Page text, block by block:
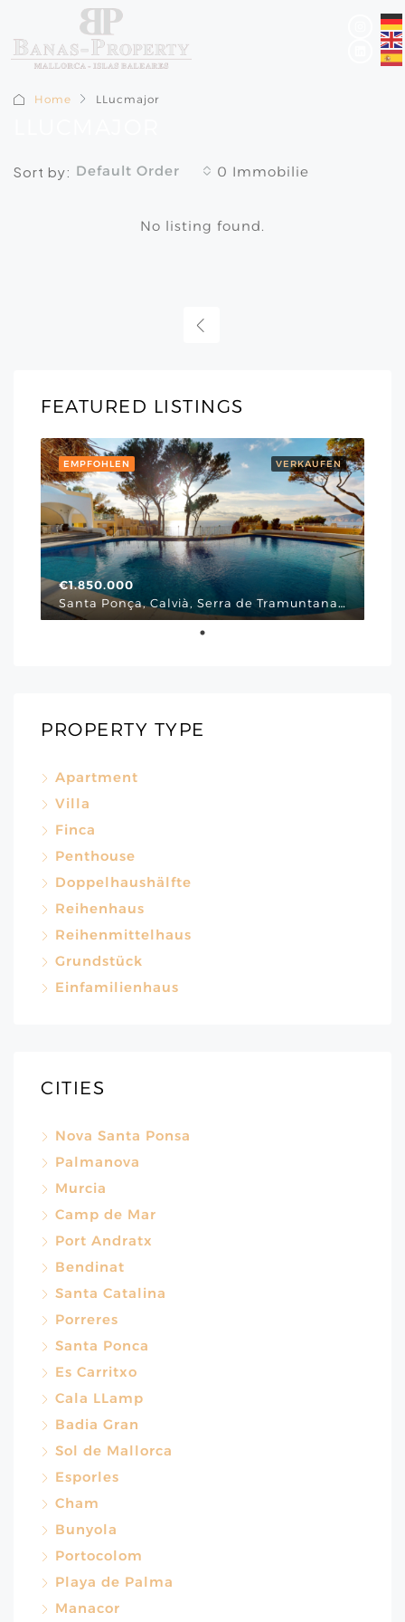
Home LLucmajor
0 Immobilie
Sort by: Default Order
No listing found.
FEATURED LISTINGS
VERKAUFEN
EMPFOHLEN
€1.850.000
Santa Ponça, Calvià, Serra de Tramuntana, Illes Balears, 07180, España, Via Cornissa, Mallorca Südwesten
PROPERTY TYPE
Apartment
Villa
Finca
Penthouse
Doppelhaushälfte
Reihenhaus
Reihenmittelhaus
Grundstück
Einfamilienhaus
CITIES
Nova Santa Ponsa
Palmanova
Murcia
Camp de Mar
Port Andratx
Bendinat
Santa Catalina
Porreres
Santa Ponca
Es Carritxo
Cala LLamp
Badia Gran
Sol de Mallorca
Esporles
Cham
Bunyola
Portocolom
Playa de Palma
Manacor